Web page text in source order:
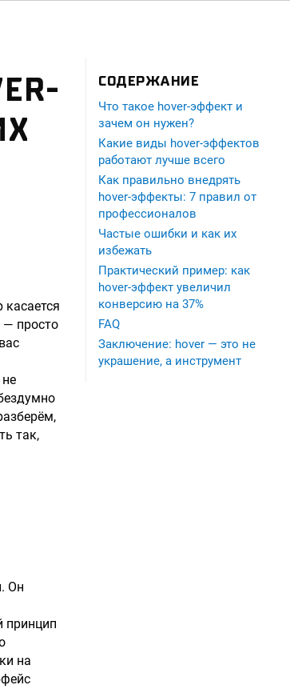
— просто
так,
Он
принцип
на
СОДЕРЖАНИЕ
Что такое hover-эффект и
зачем он нужен?
Какие виды hover-эффектов
работают лучше всего
Как правильно внедрять
hover-эффекты: 7 правил от
профессионалов
Частые ошибки и как их
избежать
Практический пример: как
hover-эффект увеличил
конверсию на 37%
FAQ
Заключение: hover — это не
украшение, а инструмент